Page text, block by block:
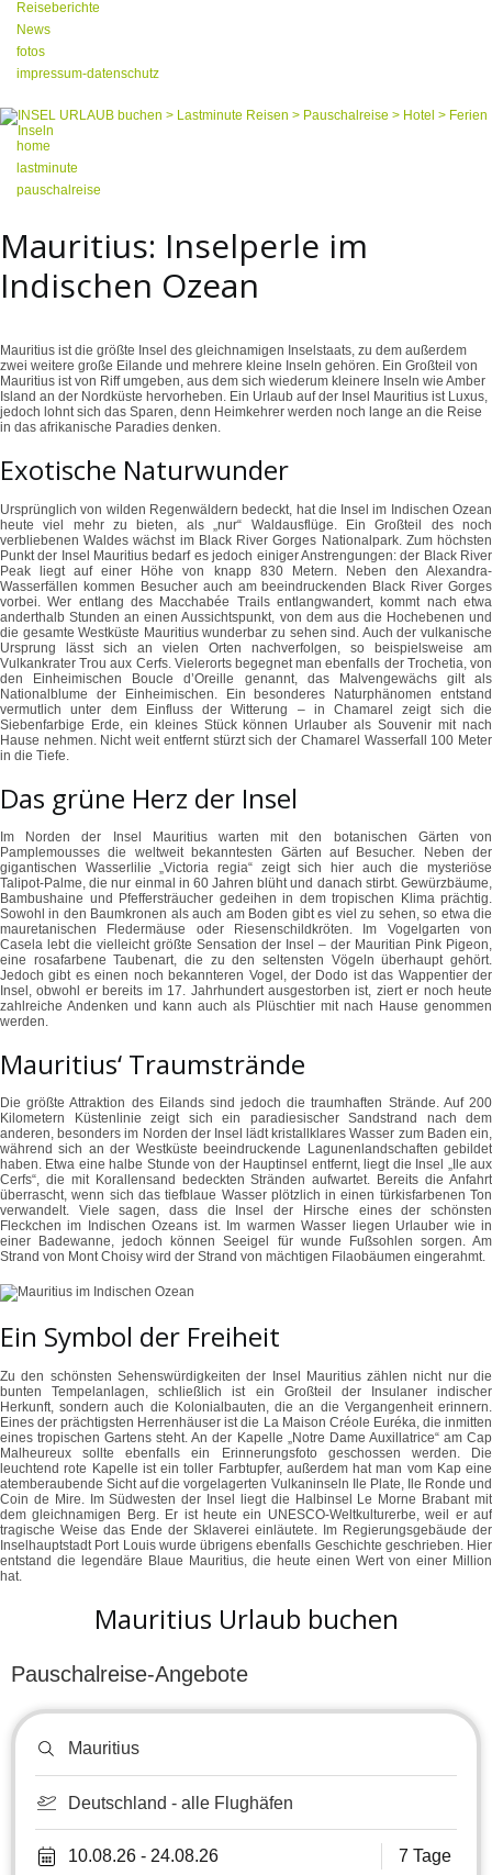
Reiseberichte
News
fotos
impressum-datenschutz
home
lastminute
pauschalreise
Mauritius: Inselperle im
Indischen Ozean
Mauritius ist die größte Insel des gleichnamigen Inselstaats, zu dem außerdem
zwei weitere große Eilande und mehrere kleine Inseln gehören. Ein Großteil von
Mauritius ist von Riff umgeben, aus dem sich wiederum kleinere Inseln wie Amber
Island an der Nordküste hervorheben. Ein Urlaub auf der Insel Mauritius ist Luxus,
jedoch lohnt sich das Sparen, denn Heimkehrer werden noch lange an die Reise
in das afrikanische Paradies denken.
Exotische Naturwunder
Ursprünglich von wilden Regenwäldern bedeckt, hat die Insel im Indischen Ozean
heute viel mehr zu bieten, als „nur“ Waldausflüge. Ein Großteil des noch
verbliebenen Waldes wächst im Black River Gorges Nationalpark. Zum höchsten
Punkt der Insel Mauritius bedarf es jedoch einiger Anstrengungen: der Black River
Peak liegt auf einer Höhe von knapp 830 Metern. Neben den Alexandra-
Wasserfällen kommen Besucher auch am beeindruckenden Black River Gorges
vorbei. Wer entlang des Macchabée Trails entlangwandert, kommt nach etwa
anderthalb Stunden an einen Aussichtspunkt, von dem aus die Hochebenen und
die gesamte Westküste Mauritius wunderbar zu sehen sind. Auch der vulkanische
Ursprung lässt sich an vielen Orten nachverfolgen, so beispielsweise am
Vulkankrater Trou aux Cerfs. Vielerorts begegnet man ebenfalls der Trochetia, von
den Einheimischen Boucle d’Oreille genannt, das Malvengewächs gilt als
Nationalblume der Einheimischen. Ein besonderes Naturphänomen entstand
vermutlich unter dem Einfluss der Witterung – in Chamarel zeigt sich die
Siebenfarbige Erde, ein kleines Stück können Urlauber als Souvenir mit nach
Hause nehmen. Nicht weit entfernt stürzt sich der Chamarel Wasserfall 100 Meter
in die Tiefe.
Das grüne Herz der Insel
Im Norden der Insel Mauritius warten mit den botanischen Gärten von
Pamplemousses die weltweit bekanntesten Gärten auf Besucher. Neben der
gigantischen Wasserlilie „Victoria regia“ zeigt sich hier auch die mysteriöse
Talipot-Palme, die nur einmal in 60 Jahren blüht und danach stirbt. Gewürzbäume,
Bambushaine und Pfeffersträucher gedeihen in dem tropischen Klima prächtig.
Sowohl in den Baumkronen als auch am Boden gibt es viel zu sehen, so etwa die
mauretanischen Fledermäuse oder Riesenschildkröten. Im Vogelgarten von
Casela lebt die vielleicht größte Sensation der Insel – der Mauritian Pink Pigeon,
eine rosafarbene Taubenart, die zu den seltensten Vögeln überhaupt gehört.
Jedoch gibt es einen noch bekannteren Vogel, der Dodo ist das Wappentier der
Insel, obwohl er bereits im 17. Jahrhundert ausgestorben ist, ziert er noch heute
zahlreiche Andenken und kann auch als Plüschtier mit nach Hause genommen
werden.
Mauritius‘ Traumstrände
Die größte Attraktion des Eilands sind jedoch die traumhaften Strände. Auf 200
Kilometern Küstenlinie zeigt sich ein paradiesischer Sandstrand nach dem
anderen, besonders im Norden der Insel lädt kristallklares Wasser zum Baden ein,
während sich an der Westküste beeindruckende Lagunenlandschaften gebildet
haben. Etwa eine halbe Stunde von der Hauptinsel entfernt, liegt die Insel „Ile aux
Cerfs“, die mit Korallensand bedeckten Stränden aufwartet. Bereits die Anfahrt
überrascht, wenn sich das tiefblaue Wasser plötzlich in einen türkisfarbenen Ton
verwandelt. Viele sagen, dass die Insel der Hirsche eines der schönsten
Fleckchen im Indischen Ozeans ist. Im warmen Wasser liegen Urlauber wie in
einer Badewanne, jedoch können Seeigel für wunde Fußsohlen sorgen. Am
Strand von Mont Choisy wird der Strand von mächtigen Filaobäumen eingerahmt.
Ein Symbol der Freiheit
Zu den schönsten Sehenswürdigkeiten der Insel Mauritius zählen nicht nur die
bunten Tempelanlagen, schließlich ist ein Großteil der Insulaner indischer
Herkunft, sondern auch die Kolonialbauten, die an die Vergangenheit erinnern.
Eines der prächtigsten Herrenhäuser ist die La Maison Créole Euréka, die inmitten
eines tropischen Gartens steht. An der Kapelle „Notre Dame Auxillatrice“ am Cap
Malheureux sollte ebenfalls ein Erinnerungsfoto geschossen werden. Die
leuchtend rote Kapelle ist ein toller Farbtupfer, außerdem hat man vom Kap eine
atemberaubende Sicht auf die vorgelagerten Vulkaninseln Ile Plate, Ile Ronde und
Coin de Mire. Im Südwesten der Insel liegt die Halbinsel Le Morne Brabant mit
dem gleichnamigen Berg. Er ist heute ein UNESCO-Weltkulturerbe, weil er auf
tragische Weise das Ende der Sklaverei einläutete. Im Regierungsgebäude der
Inselhauptstadt Port Louis wurde übrigens ebenfalls Geschichte geschrieben. Hier
entstand die legendäre Blaue Mauritius, die heute einen Wert von einer Million
hat.
Mauritius Urlaub buchen